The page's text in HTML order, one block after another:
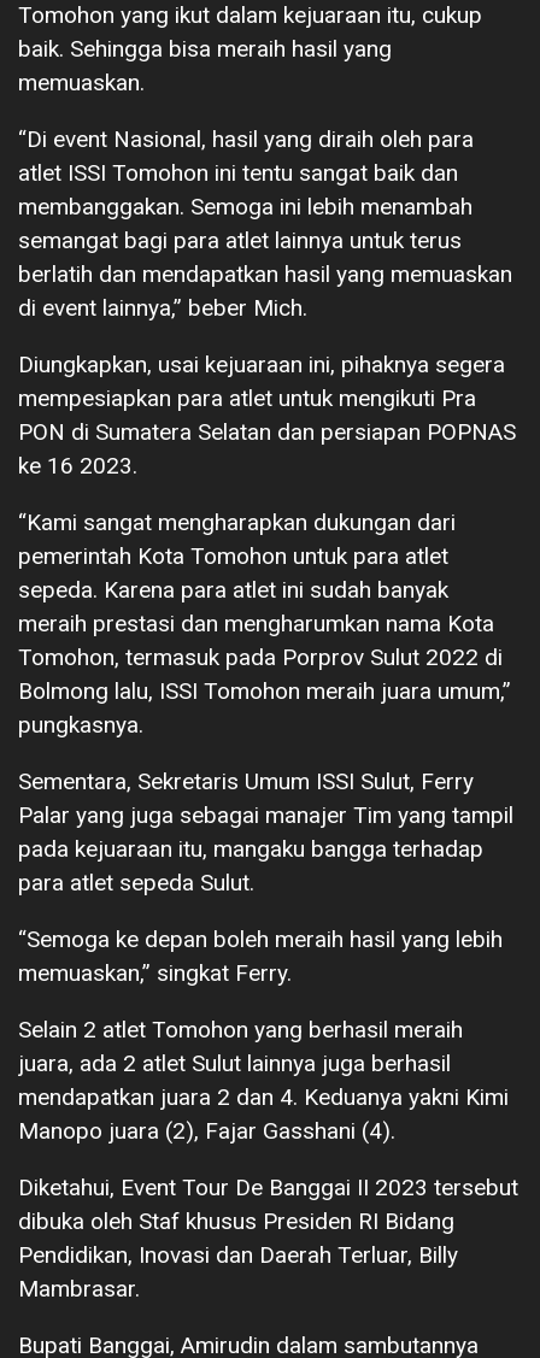
Tomohon yang ikut dalam kejuaraan itu, cukup
baik. Sehingga bisa meraih hasil yang
memuaskan.
“Di event Nasional, hasil yang diraih oleh para
atlet ISSI Tomohon ini tentu sangat baik dan
membanggakan. Semoga ini lebih menambah
semangat bagi para atlet lainnya untuk terus
berlatih dan mendapatkan hasil yang memuaskan
di event lainnya,” beber Mich.
Diungkapkan, usai kejuaraan ini, pihaknya segera
mempesiapkan para atlet untuk mengikuti Pra
PON di Sumatera Selatan dan persiapan POPNAS
ke 16 2023.
“Kami sangat mengharapkan dukungan dari
pemerintah Kota Tomohon untuk para atlet
sepeda. Karena para atlet ini sudah banyak
meraih prestasi dan mengharumkan nama Kota
Tomohon, termasuk pada Porprov Sulut 2022 di
Bolmong lalu, ISSI Tomohon meraih juara umum,”
pungkasnya.
Sementara, Sekretaris Umum ISSI Sulut, Ferry
Palar yang juga sebagai manajer Tim yang tampil
pada kejuaraan itu, mangaku bangga terhadap
para atlet sepeda Sulut.
“Semoga ke depan boleh meraih hasil yang lebih
memuaskan,” singkat Ferry.
Selain 2 atlet Tomohon yang berhasil meraih
juara, ada 2 atlet Sulut lainnya juga berhasil
mendapatkan juara 2 dan 4. Keduanya yakni Kimi
Manopo juara (2), Fajar Gasshani (4).
Diketahui, Event Tour De Banggai II 2023 tersebut
dibuka oleh Staf khusus Presiden RI Bidang
Pendidikan, Inovasi dan Daerah Terluar, Billy
Mambrasar.
Bupati Banggai, Amirudin dalam sambutannya